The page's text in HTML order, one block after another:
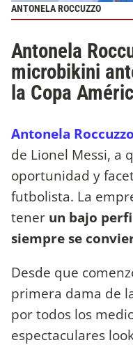
ANTONELA ROCCUZZO
Antonela
microbikini
la Copa
Antonela Roccuzzo
de Lionel Messi, a
oportunidad y
futbolista. La
tener un bajo
siempre se
Desde que
primera dama de
por todos los
espectaculares